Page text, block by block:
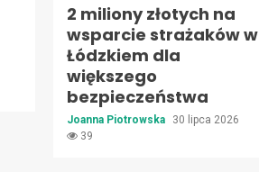
2 miliony złotych na
wsparcie strażaków w
Łódzkiem dla
większego
bezpieczeństwa
Joanna Piotrowska
30 lipca 2026
39